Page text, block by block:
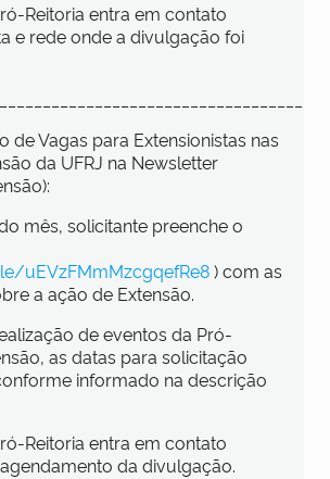
Reitoria entra em contato
e rede onde a divulgação foi
de Vagas para Extensionistas nas
da UFRJ na Newsletter
mês, solicitante preenche o
uEVzFMmMzcgqefRe8) com as
a ação de Extensão.
de eventos da Pró-
as datas para solicitação
informado na descrição
Reitoria entra em contato
da divulgação.